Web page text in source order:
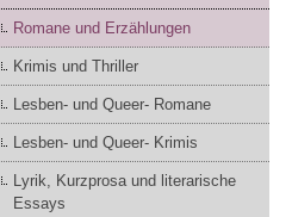
Romane und Erzählungen
Krimis und Thriller
Lesben- und Queer- Romane
Lesben- und Queer- Krimis
Lyrik, Kurzprosa und literarische
Essays